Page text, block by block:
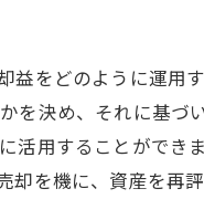
る
をどのように運用
決め、それに基づ
活用することができ
を機に、資産を再